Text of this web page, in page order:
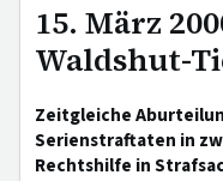
15. März
Waldshut-
Zeitgleiche
Serienstraftaten in
Rechtshilfe in